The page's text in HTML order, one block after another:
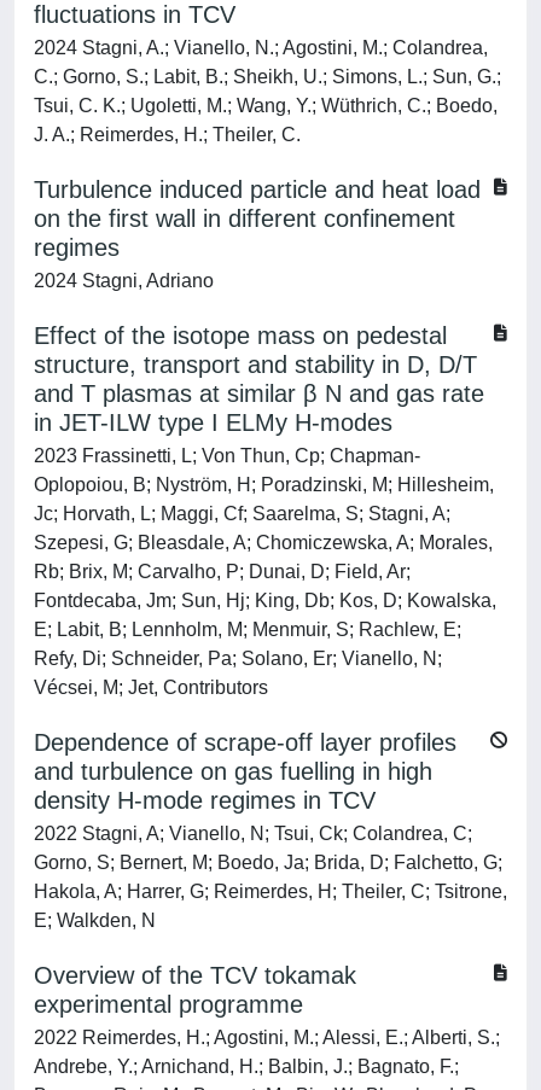
fluctuations in TCV
2024 Stagni, A.; Vianello, N.; Agostini, M.; Colandrea,
C.; Gorno, S.; Labit, B.; Sheikh, U.; Simons, L.; Sun, G.;
Tsui, C. K.; Ugoletti, M.; Wang, Y.; Wüthrich, C.; Boedo,
J. A.; Reimerdes, H.; Theiler, C.
Turbulence induced particle and heat load
on the first wall in different confinement
regimes
2024 Stagni, Adriano
Effect of the isotope mass on pedestal
structure, transport and stability in D, D/T
and T plasmas at similar β N and gas rate
in JET-ILW type I ELMy H-modes
2023 Frassinetti, L; Von Thun, Cp; Chapman-
Oplopoiou, B; Nyström, H; Poradzinski, M; Hillesheim,
Jc; Horvath, L; Maggi, Cf; Saarelma, S; Stagni, A;
Szepesi, G; Bleasdale, A; Chomiczewska, A; Morales,
Rb; Brix, M; Carvalho, P; Dunai, D; Field, Ar;
Fontdecaba, Jm; Sun, Hj; King, Db; Kos, D; Kowalska,
E; Labit, B; Lennholm, M; Menmuir, S; Rachlew, E;
Refy, Di; Schneider, Pa; Solano, Er; Vianello, N;
Vécsei, M; Jet, Contributors
Dependence of scrape-off layer profiles
and turbulence on gas fuelling in high
density H-mode regimes in TCV
2022 Stagni, A; Vianello, N; Tsui, Ck; Colandrea, C;
Gorno, S; Bernert, M; Boedo, Ja; Brida, D; Falchetto, G;
Hakola, A; Harrer, G; Reimerdes, H; Theiler, C; Tsitrone,
E; Walkden, N
Overview of the TCV tokamak
experimental programme
2022 Reimerdes, H.; Agostini, M.; Alessi, E.; Alberti, S.;
Andrebe, Y.; Arnichand, H.; Balbin, J.; Bagnato, F.;